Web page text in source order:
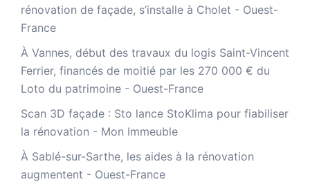
rénovation de façade, s’installe à Cholet - Ouest-
France
À Vannes, début des travaux du logis Saint-Vincent
Ferrier, financés de moitié par les 270 000 € du
Loto du patrimoine - Ouest-France
​Scan 3D façade : Sto lance StoKlima pour fiabiliser
la rénovation - Mon Immeuble
À Sablé-sur-Sarthe, les aides à la rénovation
augmentent - Ouest-France